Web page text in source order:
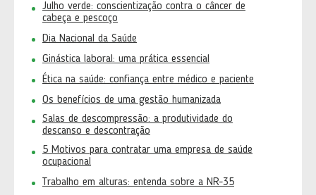
Julho verde: conscientização contra o câncer de
cabeça e pescoço
Dia Nacional da Saúde
Ginástica laboral: uma prática essencial
Ética na saúde: confiança entre médico e paciente
Os benefícios de uma gestão humanizada
Salas de descompressão: a produtividade do
descanso e descontração
5 Motivos para contratar uma empresa de saúde
ocupacional
Trabalho em alturas: entenda sobre a NR-35